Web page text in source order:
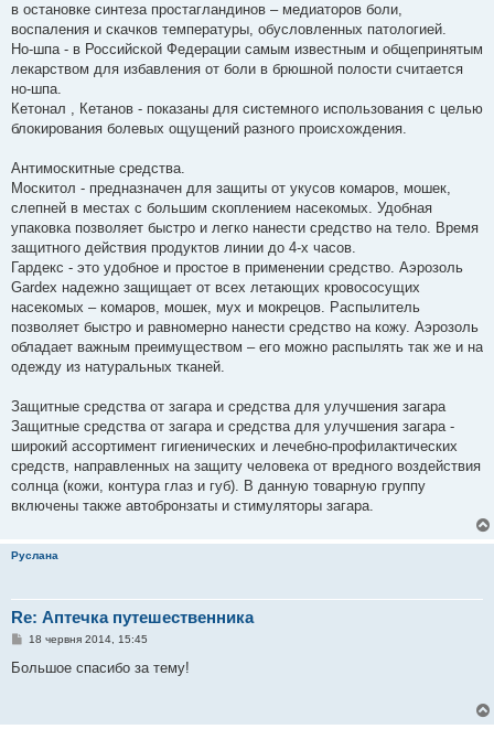
в остановке синтеза простагландинов – медиаторов боли,
воспаления и скачков температуры, обусловленных патологией.
Но-шпа - в Российской Федерации самым известным и общепринятым
лекарством для избавления от боли в брюшной полости считается
но-шпа.
Кетонал , Кетанов - показаны для системного использования с целью
блокирования болевых ощущений разного происхождения.
Антимоскитные средства.
Москитол - предназначен для защиты от укусов комаров, мошек,
слепней в местах с большим скоплением насекомых. Удобная
упаковка позволяет быстро и легко нанести средство на тело. Время
защитного действия продуктов линии до 4-х часов.
Гардекс - это удобное и простое в применении средство. Аэрозоль
Gardex надежно защищает от всех летающих кровососущих
насекомых – комаров, мошек, мух и мокрецов. Распылитель
позволяет быстро и равномерно нанести средство на кожу. Аэрозоль
обладает важным преимуществом – его можно распылять так же и на
одежду из натуральных тканей.
Защитные средства от загара и средства для улучшения загара
Защитные средства от загара и средства для улучшения загара -
широкий ассортимент гигиенических и лечебно-профилактических
средств, направленных на защиту человека от вредного воздействия
солнца (кожи, контура глаз и губ). В данную товарную группу
включены также автобронзаты и стимуляторы загара.
Руслана
Re: Аптечка путешественника
П
в
18 червня 2014, 15:45
Большое спасибо за тему!